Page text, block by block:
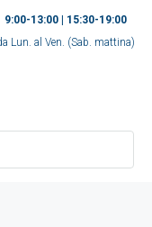
9:00-13:00 | 15:30-19:00
Lun. al Ven. (Sab. mattina)